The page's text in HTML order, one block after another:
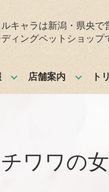
キャラは新潟・県央で
ィングペットショップ
店舗案内 ト
チワワの